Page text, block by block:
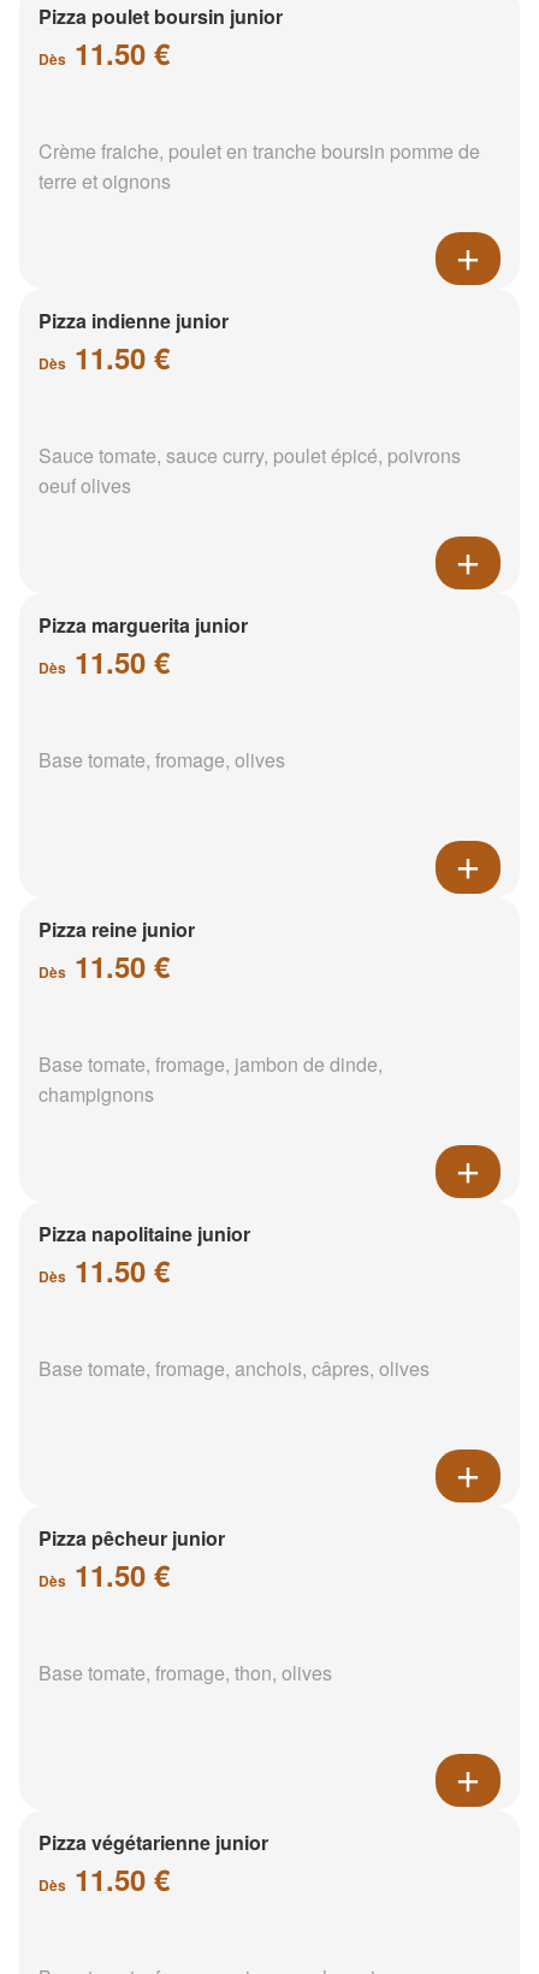
Pizza poulet boursin junior
Dès 11.50 €
Crème fraiche, poulet en tranche boursin pomme de
terre et oignons
Pizza indienne junior
Dès 11.50 €
Sauce tomate, sauce curry, poulet épicé, poivrons
oeuf olives
Pizza marguerita junior
Dès 11.50 €
Base tomate, fromage, olives
Pizza reine junior
Dès 11.50 €
Base tomate, fromage, jambon de dinde,
champignons
Pizza napolitaine junior
Dès 11.50 €
Base tomate, fromage, anchois, câpres, olives
Pizza pêcheur junior
Dès 11.50 €
Base tomate, fromage, thon, olives
Pizza végétarienne junior
Dès 11.50 €